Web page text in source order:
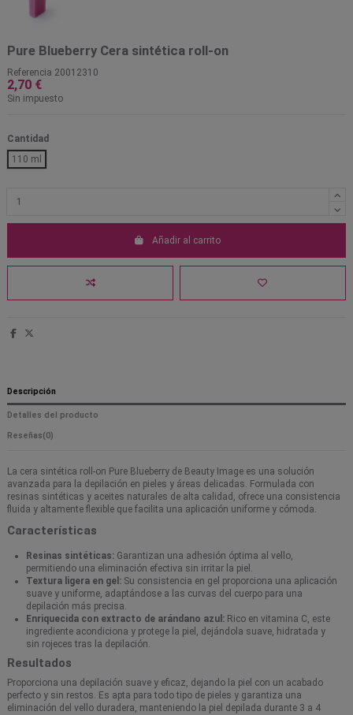
Pure Blueberry Cera sintética roll-on
Referencia 20012310
2,70 €
Sin impuesto
Cantidad
110 ml
Añadir al carrito
Descripción
Detalles del producto
Reseñas(0)
La cera sintética roll-on Pure Blueberry de Beauty Image es una solución
avanzada para la depilación en pieles y áreas delicadas. Formulada con
resinas sintéticas y aceites naturales de alta calidad, ofrece una consistencia
fluida y altamente flexible que facilita una aplicación uniforme y cómoda.
Características
Resinas sintéticas: Garantizan una adhesión óptima al vello,
permitiendo una eliminación efectiva sin irritar la piel.
Textura ligera en gel: Su consistencia en gel proporciona una aplicación
suave y uniforme, adaptándose a las curvas del cuerpo para una
depilación más precisa.
Enriquecida con extracto de arándano azul: Rico en vitamina C, este
ingrediente acondiciona y protege la piel, dejándola suave, hidratada y
sin rojeces tras la depilación.
Resultados
Proporciona una depilación suave y eficaz, dejando la piel con un acabado
perfecto y sin restos. Es apta para todo tipo de pieles y garantiza una
eliminación del vello duradera, manteniendo la piel depilada durante 3 a 4